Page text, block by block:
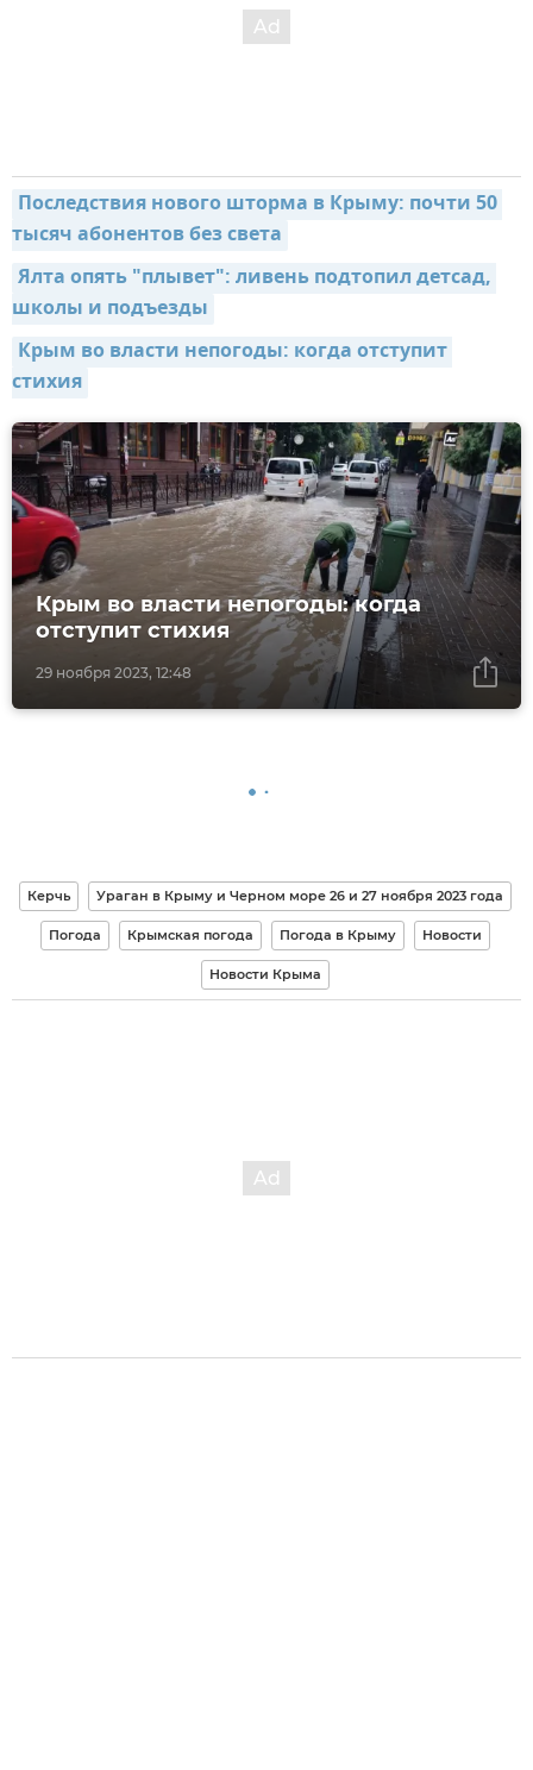
Последствия нового шторма в Крыму: почти 50
тысяч абонентов без света
Ялта опять "плывет": ливень подтопил детсад,
школы и подъезды
Крым во власти непогоды: когда отступит
стихия
29 ноября 2023, 12:48
Крым во власти непогоды: когда
отступит стихия
Керчь Ураган в Крыму и Черном море 26 и 27 ноября 2023 года
Погода Крымская погода Погода в Крыму Новости
Новости Крыма